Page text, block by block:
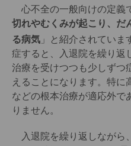
心不全の一般向けの定義
切れやむくみが起こり、だ
る病気 」と紹介されていま
症すると、入退院を繰り返
治療を受けつつも少しずつ
えることになります。特に
などの根本治療が適応外で
りません。
入退院を繰り返しながら